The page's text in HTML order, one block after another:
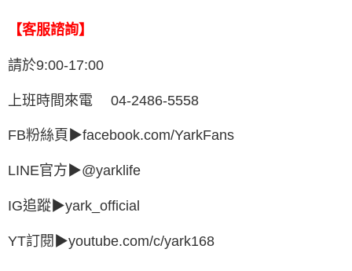
【客服諮詢】
請於9:00-17:00
上班時間來電 04-2486-5558
FB粉絲頁▶facebook.com/YarkFans
LINE官方▶@yarklife
IG追蹤▶yark_official
YT訂閱▶youtube.com/c/yark168